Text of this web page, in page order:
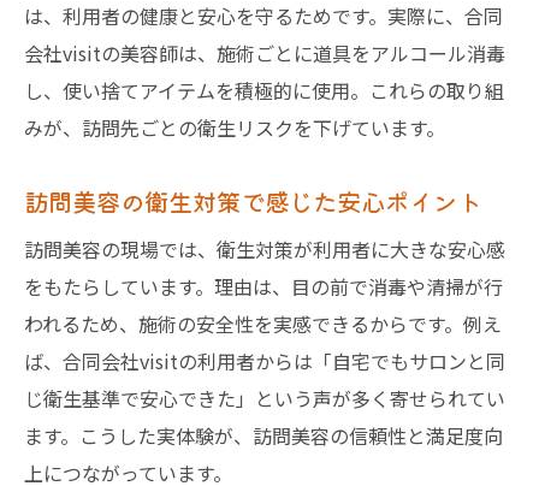
は、利用者の健康と安心を守るためです。実際に、合同
会社visitの美容師は、施術ごとに道具をアルコール消毒
し、使い捨てアイテムを積極的に使用。これらの取り組
みが、訪問先ごとの衛生リスクを下げています。
訪問美容の衛生対策で感じた安心ポイント
訪問美容の現場では、衛生対策が利用者に大きな安心感
をもたらしています。理由は、目の前で消毒や清掃が行
われるため、施術の安全性を実感できるからです。例え
ば、合同会社visitの利用者からは「自宅でもサロンと同
じ衛生基準で安心できた」という声が多く寄せられてい
ます。こうした実体験が、訪問美容の信頼性と満足度向
上につながっています。